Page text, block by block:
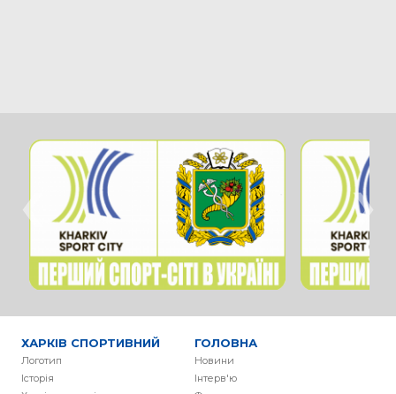
‹ ›
ХАРКІВ СПОРТИВНИЙ
Логотип
Історія
ГОЛОВНА
Новини
Інтерв'ю